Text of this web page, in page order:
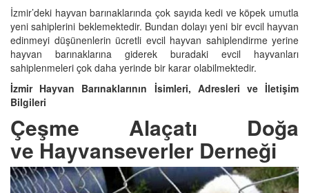
İzmir’deki hayvan barınaklarında çok sayıda kedi ve köpek umutla
yeni sahiplerini beklemektedir. Bundan dolayı yeni bir evcil hayvan
edinmeyi düşünenlerin ücretli evcil hayvan sahiplendirme yerine
hayvan barınaklarına giderek buradaki evcil hayvanları
sahiplenmeleri çok daha yerinde bir karar olabilmektedir.
İzmir Hayvan Barınaklarının İsimleri, Adresleri ve İletişim
Bilgileri
Çeşme Alaçatı Doğa
ve Hayvanseverler Derneği